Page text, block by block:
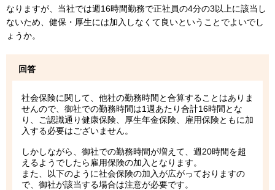
なりますが、当社では週16時間勤務で正社員の4分の3以上に該当し
ないため、健保・厚生には加入しなくて良いということでよいでし
ょうか。
回答
社会保険に関して、他社の勤務時間と合算することはありま
せんので、御社での勤務時間は1週あたり合計16時間とな
り、ご認識通り健康保険、厚生年金保険、雇用保険ともに加
入する必要はございません。
しかしながら、御社での勤務時間が増えて、週20時間を超
えるようでしたら雇用保険の加入となります。
また、以下のように社会保険の加入が広がっておりますの
で、御社が該当する場合は注意が必要です。